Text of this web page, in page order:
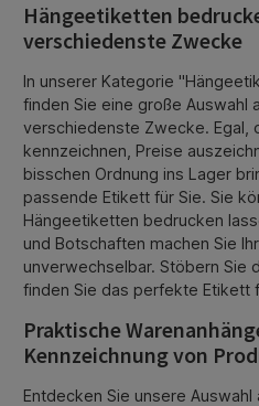
Hängeetiketten
verschiedenste Zwecke
In unserer Kategorie
finden Sie eine große Auswahl
verschiedenste Zwecke. Egal,
kennzeichnen, Preise
bisschen Ordnung ins Lager
passende Etikett für Sie. Sie
Hängeetiketten bedrucken
und Botschaften machen Sie
unverwechselbar. Stöbern Sie
finden Sie das perfekte Etikett
Praktische
Kennzeichnung von
Entdecken Sie unsere